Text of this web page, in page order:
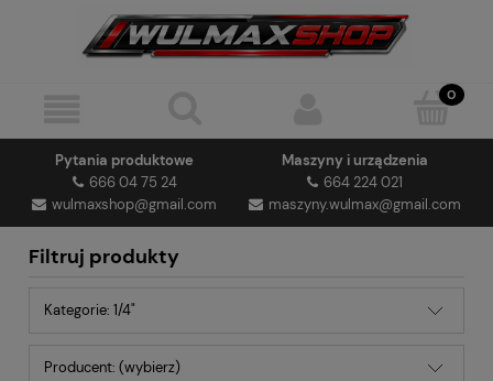
Pytania produktowe
666 04 75 24
wulmaxshop@gmail.com
Maszyny i urządzenia
664 224 021
maszyny.wulmax@gmail.com
Filtruj produkty
Kategorie: 1/4"
Producent: (wybierz)